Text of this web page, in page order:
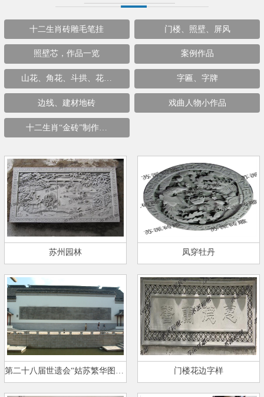
十二生肖砖雕毛笔挂 门楼、照壁、屏风
照壁芯，作品一览 案例作品
山花、角花、斗拱、花… 字匾、字牌
边线、建材地砖 戏曲人物小作品
十二生肖“金砖”制作…
苏州园林 凤穿牡丹
第二十八届世遗会“姑苏繁华图”… 门楼花边字样